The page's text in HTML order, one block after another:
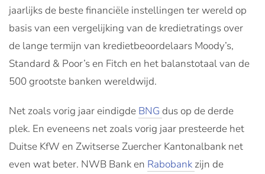
jaarlijks de beste financiële instellingen ter wereld op
basis van een vergelijking van de kredietratings over
de lange termijn van kredietbeoordelaars Moody’s,
Standard & Poor’s en Fitch en het balanstotaal van de
500 grootste banken wereldwijd.
Net zoals vorig jaar eindigde BNG dus op de derde
plek. En eveneens net zoals vorig jaar presteerde het
Duitse KfW en Zwitserse Zuercher Kantonalbank net
even wat beter. NWB Bank en Rabobank zijn de